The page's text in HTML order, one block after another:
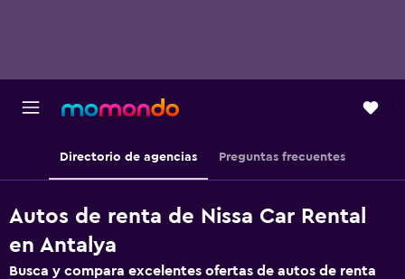
Directorio de agencias Preguntas frecuentes
Autos de renta de Nissa Car Rental
en Antalya
Busca y compara excelentes ofertas de autos de renta